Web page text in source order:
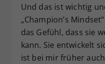
Und das ist wichtig
„Champion’s
das Gefühl, dass sie
kann. Sie entwickelt
ist bei mir früher